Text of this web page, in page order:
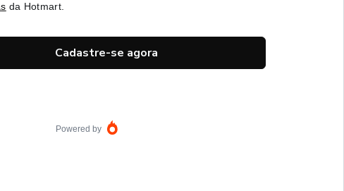
da Hotmart.
Cadastre-se agora
Powered by